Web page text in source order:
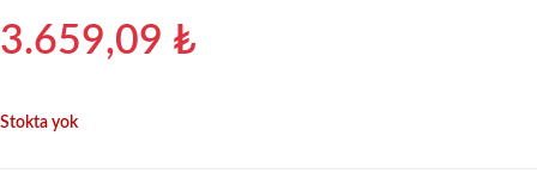
3.659,09 ₺
Stokta yok